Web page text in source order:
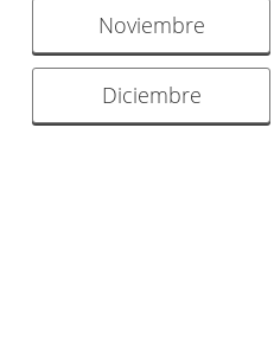
Noviembre
Diciembre